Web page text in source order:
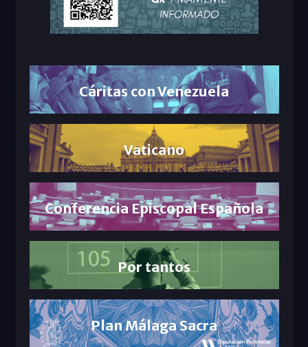
Cáritas con Venezuela
Vaticano
Conferencia Episcopal Española
Por tantos
Plan Málaga Sacra